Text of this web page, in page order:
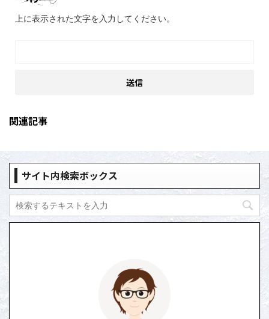
上に表示された文字を入力してください。
関連記事
サイト内検索ボックス